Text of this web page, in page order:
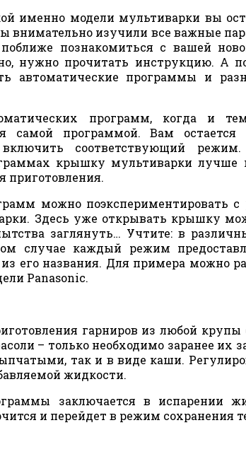
именно модели мультиварки вы
внимательно изучили все важные
познакомиться с вашей
нужно прочитать инструкцию. А
автоматические программы и
программ, когда и
самой программой. Вам
соответствующий
крышку мультиварки лучше
приготовления.
можно поэкспериментировать
Здесь уже открывать крышку
заглянуть… Учтите: в
случае каждый режим
его названия. Для примера можно
Panasonic.
гарниров из любой крупы
– только необходимо заранее их
так и в виде каши.
жидкости.
заключается в испарении
и перейдет в режим сохранения